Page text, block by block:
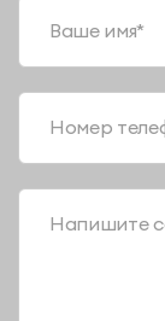
Ваше имя*
Номер
Напишите